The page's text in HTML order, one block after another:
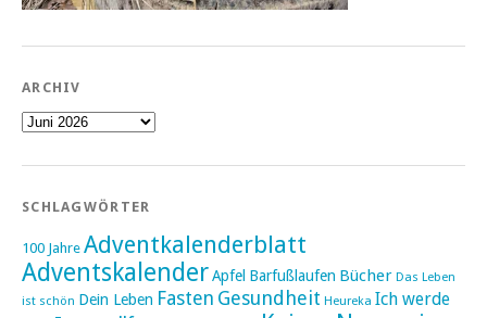
ARCHIV
Archiv
SCHLAGWÖRTER
100 Jahre Adventkalenderblatt
AdventskalenderApfel Barfußlaufen Bücher Das Leben
ist schön Dein Leben Fasten Gesundheit Heureka Ich werde